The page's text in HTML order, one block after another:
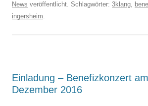
News veröffentlicht. Schlagwörter: 3klang,
ingersheim.
Einladung – Benefizkonzert
Dezember 2016